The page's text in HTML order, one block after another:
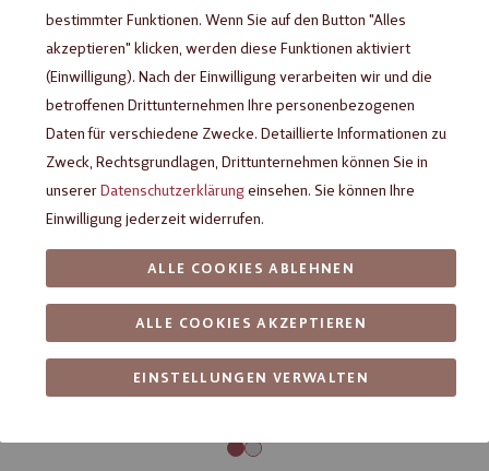
bestimmter Funktionen. Wenn Sie auf den Button "Alles
akzeptieren" klicken, werden diese Funktionen aktiviert
(Einwilligung). Nach der Einwilligung verarbeiten wir und die
betroffenen Drittunternehmen Ihre personenbezogenen
Daten für verschiedene Zwecke. Detaillierte Informationen zu
Zweck, Rechtsgrundlagen, Drittunternehmen können Sie in
unsererDatenschutzerklärungeinsehen. Sie können Ihre
Einwilligung jederzeit widerrufen.
EINSTELLUNGEN VERWALTEN
ALLE COOKIES AKZEPTIEREN
ALLE COOKIES ABLEHNEN